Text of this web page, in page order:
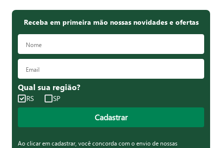
Receba em primeira mão nossas novidades e ofertas
Qual sua região?
RS SP
Cadastrar
Ao clicar em cadastrar, você concorda com o envio de nossas